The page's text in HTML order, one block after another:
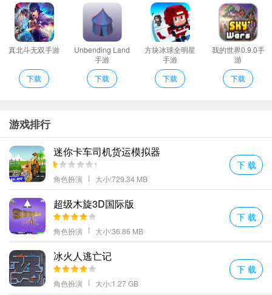
随时随地畅玩多种玩法和战斗方式能够让你激情对决无限畅享；
魔兽纪元评价
纯正D且支持千人大世界同时在线世界BOSS军团攻城大战乱斗夺旗
阵营野战及资源争夺等核心PVP玩法战火席卷大陆！
丰富的养成玩法可以让你的英雄们成长迅速战斗中可以携带三名英
雄出战并且可以自由切换；
打击感与手感非常突出ARPG加卡牌的玩法十分新颖操作你的英雄一
套连招结果BOSS。
登录奖励：开服天内赠送大量钻石以及强力英雄和兵种
魔兽纪元亮点
1、在这里为极致人生战斗吧。魔兽永恒里绝佳的游戏体验畅快打斗
喜欢的玩家不要错过了。在这里享受游戏的乐趣吧！
2、每个档位首笔充值:双倍充值比例:
3、炫酷的精彩激战连招让你能够轻松的应对各种玩法和考验让你畅
玩到底；
4、众多地图副本让你开启让你面对更多挑战激情击杀到底；
魔兽纪元点评
真北斗无双手游
下载
Unbending Land
手游
下载
方块冰球全明星
手游
下载
我的世界0.9.0手
游
下载
游戏排行
迷你卡车司机货运模拟器
角色扮演 大小:729.34 MB
下 载
超级木旋3D国际版
角色扮演 大小:36.86 MB
下 载
冰火人逃亡记
角色扮演 大小:1.27 GB
下 载